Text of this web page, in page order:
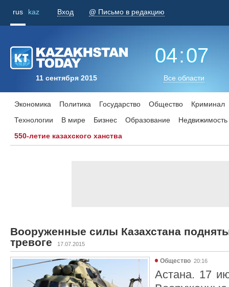
rus kaz Вход @ Письмо в редакцию
11 сентября 2015
04:07
Все области
Экономика Политика Государство Общество
Криминал
Технологии
В мире Бизнес Образование
Недвижимость
550-летие казахского ханства
Вооруженные силы Казахстана
тревоге
17.07.2015
Общество 20:16
Астана. 17